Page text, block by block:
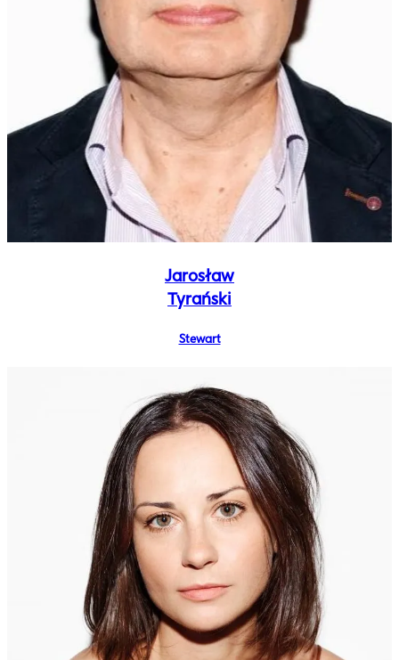
Jarosław
Tyrański
Stewart